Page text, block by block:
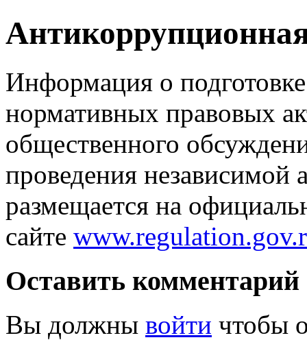
Информация о
нормативных правовых
общественного
проведения независимой
размещается на
сайте
Оставить комментарий
Вы должны войти чтобы